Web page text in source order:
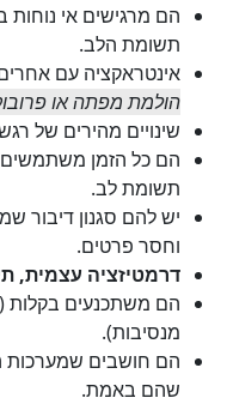
הם מרגישים אי
תשומת הלב.
אינטראקציה עם
הולמת מפתה או
שינויים מהירים של
הם כל הזמן
תשומת לב.
יש להם סגנון דיבור
וחסר פרטים.
דרמטיזציה עצמית,
הם משתכנעים בקלות
מנסיבות).
הם חושבים שמערכות
שהם באמת.